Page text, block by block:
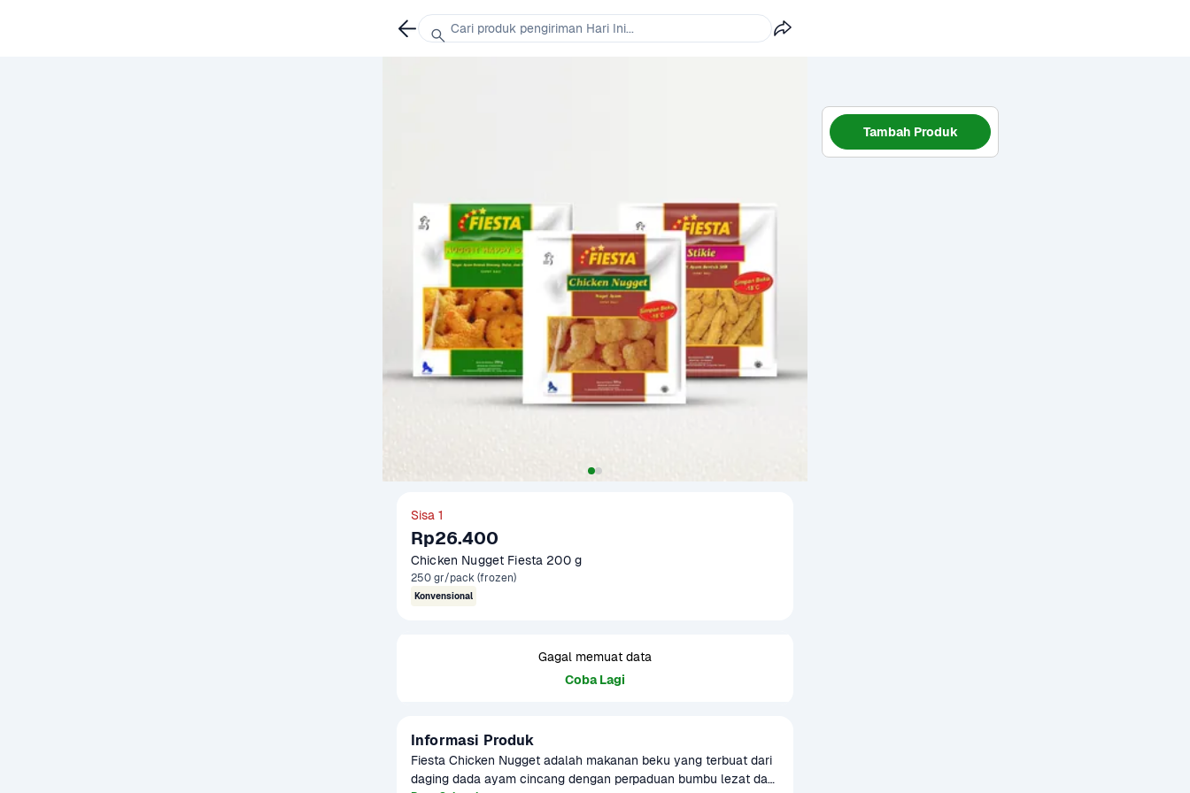
Sisa 1
Rp26.400
Chicken Nugget Fiesta 200 g
250 gr/pack (frozen)
Konvensional
Gagal memuat data
Coba Lagi
Informasi Produk
Fiesta Chicken Nugget adalah makanan beku yang terbuat dari
daging dada ayam cincang dengan perpaduan bumbu lezat dan
Tambah Produk
Cari produk pengiriman Hari Ini...